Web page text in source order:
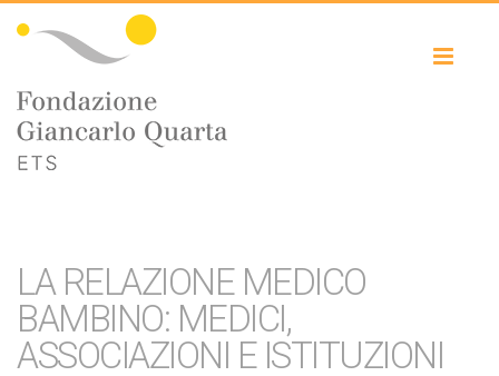
LA RELAZIONE MEDICO
BAMBINO: MEDICI,
ASSOCIAZIONI E ISTITUZIONI